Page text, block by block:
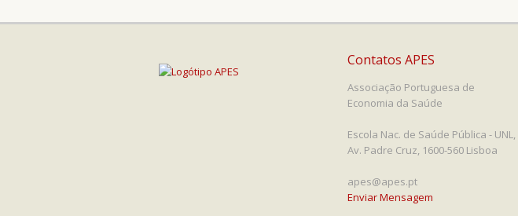
Contatos APES
Associação Portuguesa de
Economia da Saúde
Escola Nac. de Saúde Pública - UNL,
Av. Padre Cruz, 1600-560 Lisboa
apes@apes.pt
Enviar Mensagem